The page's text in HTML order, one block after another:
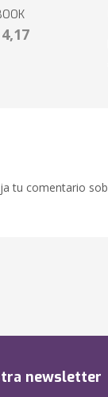
tu comentario
newsletter